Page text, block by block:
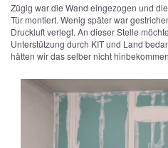
Zügig war die Wand eingezogen und
Tür montiert. Wenig später war
Druckluft verlegt. An dieser Stelle
Unterstützung durch KIT und Land
hätten wir das selber nicht